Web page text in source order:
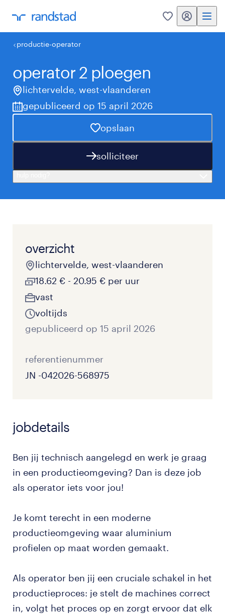
0 my randstad
productie-operator
operator 2 ploegen
lichtervelde, west-vlaanderen
gepubliceerd op 15 april 2026
opslaan
solliciteer
overzicht
lichtervelde, west-vlaanderen
18.62 € - 20.95 € per uur
vast
voltijds
gepubliceerd op 15 april 2026
referentienummer
JN -042026-568975
jobdetails
Ben jij technisch aangelegd en werk je graag
in een productieomgeving? Dan is deze job
als operator iets voor jou!
Je komt terecht in een moderne
productieomgeving waar aluminium
profielen op maat worden gemaakt.
Als operator ben jij een cruciale schakel in het
productieproces: je stelt de machines correct
in, volgt het proces op en zorgt ervoor dat elk